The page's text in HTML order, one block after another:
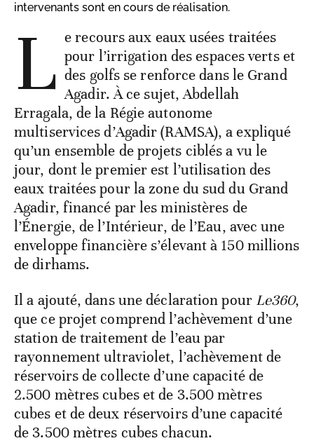
intervenants sont en cours de réalisation.
L e recours aux eaux usées traitées
pour l’irrigation des espaces verts et
des golfs se renforce dans le Grand
Agadir. À ce sujet, Abdellah
Erragala, de la Régie autonome
multiservices d’Agadir (RAMSA), a expliqué
qu’un ensemble de projets ciblés a vu le
jour, dont le premier est l’utilisation des
eaux traitées pour la zone du sud du Grand
Agadir, financé par les ministères de
l’Énergie, de l’Intérieur, de l’Eau, avec une
enveloppe financière s’élevant à 150 millions
de dirhams.
Il a ajouté, dans une déclaration pour Le360,
que ce projet comprend l’achèvement d’une
station de traitement de l’eau par
rayonnement ultraviolet, l’achèvement de
réservoirs de collecte d’une capacité de
2.500 mètres cubes et de 3.500 mètres
cubes et de deux réservoirs d’une capacité
de 3.500 mètres cubes chacun.